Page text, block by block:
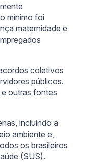
mínimo foi
maternidade e
coletivos
públicos.
outras fontes
incluindo a
ambiente e,
os brasileiros
(SUS).